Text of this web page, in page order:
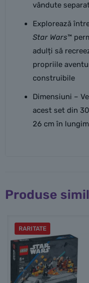
vândute
Explorează
Star Wars™
adulți să
propriile
construibile
Dimensiuni –
acest set din
26 cm în
Produse
RARITATE